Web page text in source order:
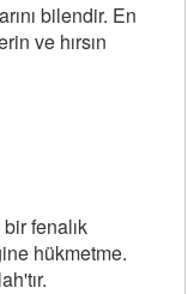
bilendir. En
ve hırsın
fenalık
hükmetme.